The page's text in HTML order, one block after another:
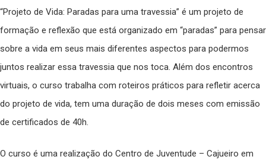
“Projeto de Vida: Paradas para uma travessia” é um projeto de
formação e reflexão que está organizado em “paradas” para pensar
sobre a vida em seus mais diferentes aspectos para podermos
juntos realizar essa travessia que nos toca. Além dos encontros
virtuais, o curso trabalha com roteiros práticos para refletir acerca
do projeto de vida, tem uma duração de dois meses com emissão
de certificados de 40h.
O curso é uma realização do Centro de Juventude – Cajueiro em